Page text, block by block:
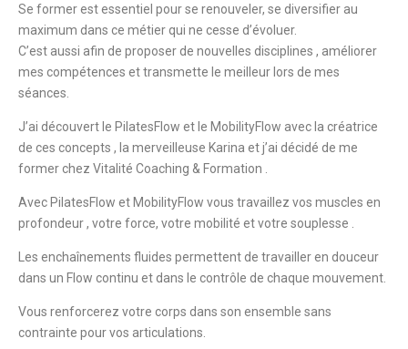
Se former est essentiel pour se renouveler, se diversifier au
maximum dans ce métier qui ne cesse d’évoluer.
C’est aussi afin de proposer de nouvelles disciplines , améliorer
mes compétences et transmette le meilleur lors de mes
séances.
J’ai découvert le PilatesFlow et le MobilityFlow avec la créatrice
de ces concepts , la merveilleuse Karina et j’ai décidé de me
former chez Vitalité Coaching & Formation .
Avec PilatesFlow et MobilityFlow vous travaillez vos muscles en
profondeur , votre force, votre mobilité et votre souplesse .
Les enchaînements fluides permettent de travailler en douceur
dans un Flow continu et dans le contrôle de chaque mouvement.
Vous renforcerez votre corps dans son ensemble sans
contrainte pour vos articulations.